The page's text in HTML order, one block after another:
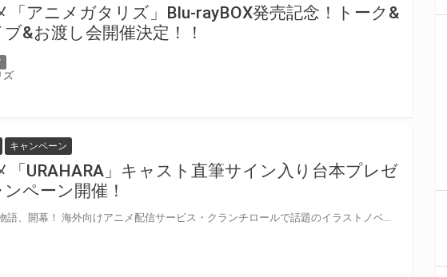
「アニメガタリズ」Blu-rayBOX発売記念！トーク&
&お渡し会開催決定！！
ズ
キャンペーン
「URAHARA」キャスト直筆サイン入り台本プレゼ
ペーン開催！
原宿の新たな物語、開幕！ 海外向けアニメ配信サービス・クランチロールで話題のイラストノベル 「PARK:HARAJUKU Crisis Team!」がついにアニメ化！ 原案の持つ個性豊かな世界観と色彩はそのままに、 日本人クリエイターらの手によってオリジナルアニメシリーズ「URAHARA」として生まれ変わる。 とらのあなでは【URAHARA Blu-ray ・DVD】の発売を記念して、 「URAHARA」キャストサイン入り台本プレゼントキャンペーンを開催します！！ 対象商品をご購入された方に、応募抽選券をお渡し致します。 是非、奮ってご応募ください♪